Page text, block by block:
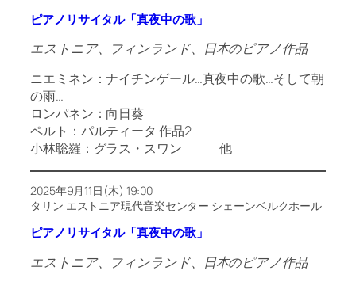
ピアノリサイタル「真夜中の歌」
エストニア、フィンランド、日本のピアノ作品
ニエミネン：ナイチンゲール…真夜中の歌…そして朝
の雨…
ロンパネン：向日葵
ペルト：パルティータ 作品2
小林聡羅：グラス・スワン 他
2025年9月11日(木) 19:00
タリン エストニア現代音楽センター シェーンベルクホール
ピアノリサイタル「真夜中の歌」
エストニア、フィンランド、日本のピアノ作品